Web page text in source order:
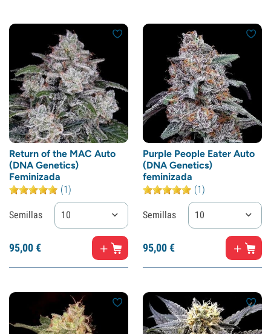
Return of the MAC Auto
(DNA Genetics)
Feminizada
(1)
Semillas 10
95,00€
Purple People Eater Auto
(DNA Genetics)
feminizada
(1)
Semillas 10
95,00€